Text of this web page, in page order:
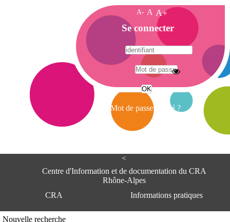
<
Centre d'Information et de documentation du CRA
Rhône-Alpes
CRA
Informations pratiques
Nouvelle recherche
A- A A+
A
c
c
e
i
Se connecter
Mot de passe oublié ?
A
e
e